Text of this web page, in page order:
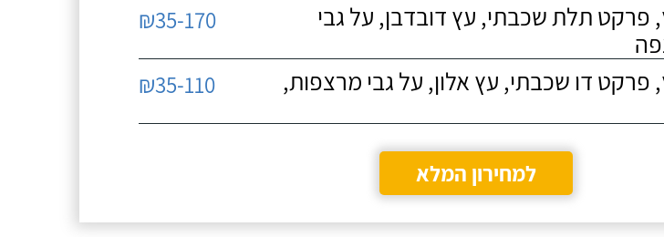
תלת שכבתי, עץ דובדבן, על גבי
₪35-170
דו שכבתי, עץ אלון, על גבי מרצפות,
₪35-110
למחירון המלא